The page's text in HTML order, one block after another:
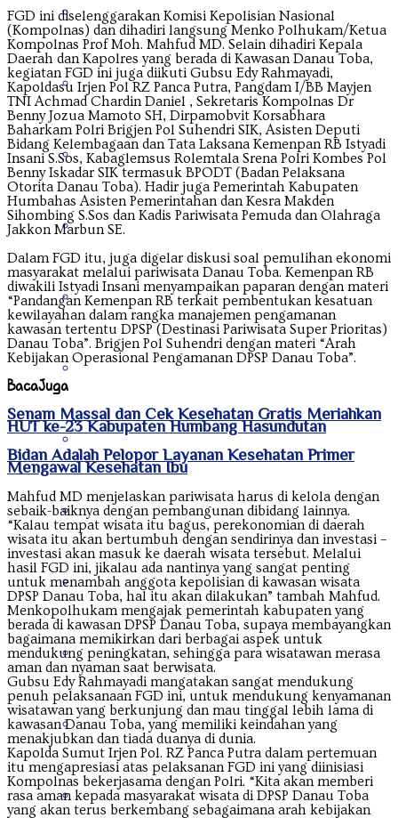
Kalimantan Timur
Kalimantan Utara
Kepulauan Riau
Lampung
Maluku
Nanggroe Aceh Darussalam
Nusa Tenggara Barat
Nusa Tenggara Timur
Papua
Papua Barat
Papua Pegunungan
Papua Selatan
FGD ini diselenggarakan Komisi Kepolisian Nasional
(Kompolnas) dan dihadiri langsung Menko Polhukam/Ketua
Kompolnas Prof Moh. Mahfud MD. Selain dihadiri Kepala
Daerah dan Kapolres yang berada di Kawasan Danau Toba,
kegiatan FGD ini juga diikuti Gubsu Edy Rahmayadi,
Kapoldasu Irjen Pol RZ Panca Putra, Pangdam I/BB Mayjen
TNI Achmad Chardin Daniel , Sekretaris Kompolnas Dr
Benny Jozua Mamoto SH, Dirpamobvit Korsabhara
Baharkam Polri Brigjen Pol Suhendri SIK, Asisten Deputi
Bidang Kelembagaan dan Tata Laksana Kemenpan RB Istyadi
Insani S.Sos, Kabaglemsus Rolemtala Srena Polri Kombes Pol
Benny Iskadar SIK termasuk BPODT (Badan Pelaksana
Otorita Danau Toba). Hadir juga Pemerintah Kabupaten
Humbahas Asisten Pemerintahan dan Kesra Makden
Sihombing S.Sos dan Kadis Pariwisata Pemuda dan Olahraga
Jakkon Marbun SE.
Dalam FGD itu, juga digelar diskusi soal pemulihan ekonomi
masyarakat melalui pariwisata Danau Toba. Kemenpan RB
diwakili Istyadi Insani menyampaikan paparan dengan materi
“Pandangan Kemenpan RB terkait pembentukan kesatuan
kewilayahan dalam rangka manajemen pengamanan
kawasan tertentu DPSP (Destinasi Pariwisata Super Prioritas)
Danau Toba”. Brigjen Pol Suhendri dengan materi “Arah
Kebijakan Operasional Pengamanan DPSP Danau Toba”.
BacaJuga
Senam Massal dan Cek Kesehatan Gratis Meriahkan
HUT ke-23 Kabupaten Humbang Hasundutan
Bidan Adalah Pelopor Layanan Kesehatan Primer
Mengawal Kesehatan Ibu
Mahfud MD menjelaskan pariwisata harus di kelola dengan
sebaik-baiknya dengan pembangunan dibidang lainnya.
“Kalau tempat wisata itu bagus, perekonomian di daerah
wisata itu akan bertumbuh dengan sendirinya dan investasi –
investasi akan masuk ke daerah wisata tersebut. Melalui
hasil FGD ini, jikalau ada nantinya yang sangat penting
untuk menambah anggota kepolisian di kawasan wisata
DPSP Danau Toba, hal itu akan dilakukan” tambah Mahfud.
Menkopolhukam mengajak pemerintah kabupaten yang
berada di kawasan DPSP Danau Toba, supaya membayangkan
bagaimana memikirkan dari berbagai aspek untuk
mendukung peningkatan, sehingga para wisatawan merasa
aman dan nyaman saat berwisata.
Gubsu Edy Rahmayadi mangatakan sangat mendukung
penuh pelaksanaan FGD ini, untuk mendukung kenyamanan
wisatawan yang berkunjung dan mau tinggal lebih lama di
kawasan Danau Toba, yang memiliki keindahan yang
menakjubkan dan tiada duanya di dunia.
Kapolda Sumut Irjen Pol. RZ Panca Putra dalam pertemuan
itu mengapresiasi atas pelaksanan FGD ini yang diinisiasi
Kompolnas bekerjasama dengan Polri. “Kita akan memberi
rasa aman kepada masyarakat wisata di DPSP Danau Toba
yang akan terus berkembang sebagaimana arah kebijakan